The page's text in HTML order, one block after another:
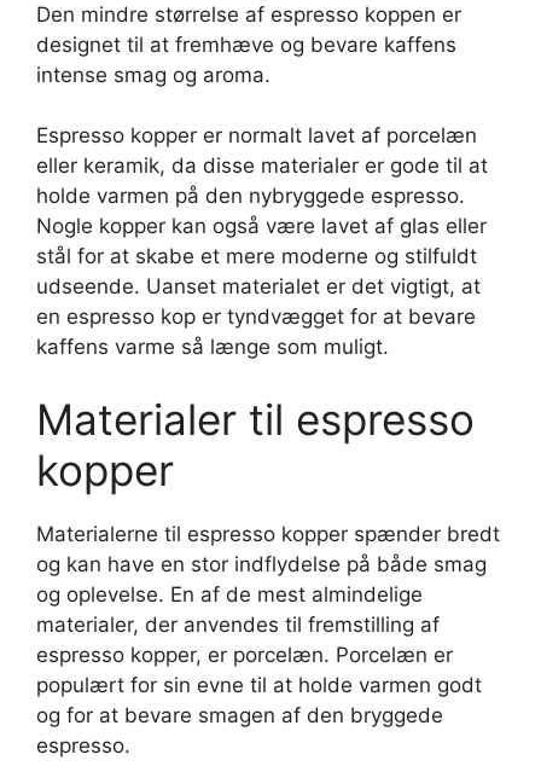
Den mindre størrelse af espresso koppen er
designet til at fremhæve og bevare kaffens
intense smag og aroma.
Espresso kopper er normalt lavet af porcelæn
eller keramik, da disse materialer er gode til at
holde varmen på den nybryggede espresso.
Nogle kopper kan også være lavet af glas eller
stål for at skabe et mere moderne og stilfuldt
udseende. Uanset materialet er det vigtigt, at
en espresso kop er tyndvægget for at bevare
kaffens varme så længe som muligt.
Materialer til espresso
kopper
Materialerne til espresso kopper spænder bredt
og kan have en stor indflydelse på både smag
og oplevelse. En af de mest almindelige
materialer, der anvendes til fremstilling af
espresso kopper, er porcelæn. Porcelæn er
populært for sin evne til at holde varmen godt
og for at bevare smagen af den bryggede
espresso.